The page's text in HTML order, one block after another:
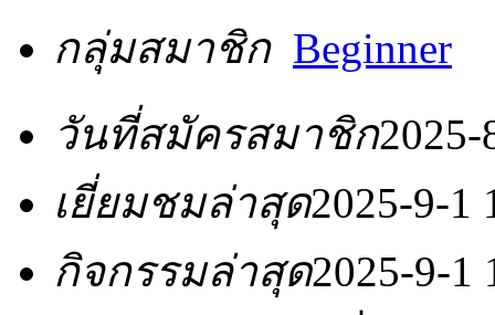
กลุ่มสมาชิก Beginner
วันที่สมัครสมาชิก2025-
เยี่ยมชมล่าสุด2025-9-1
กิจกรรมล่าสุด2025-9-1